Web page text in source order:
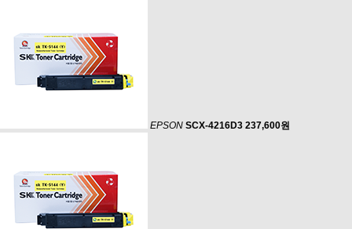
EPSON SCX-4216D3 237,600원